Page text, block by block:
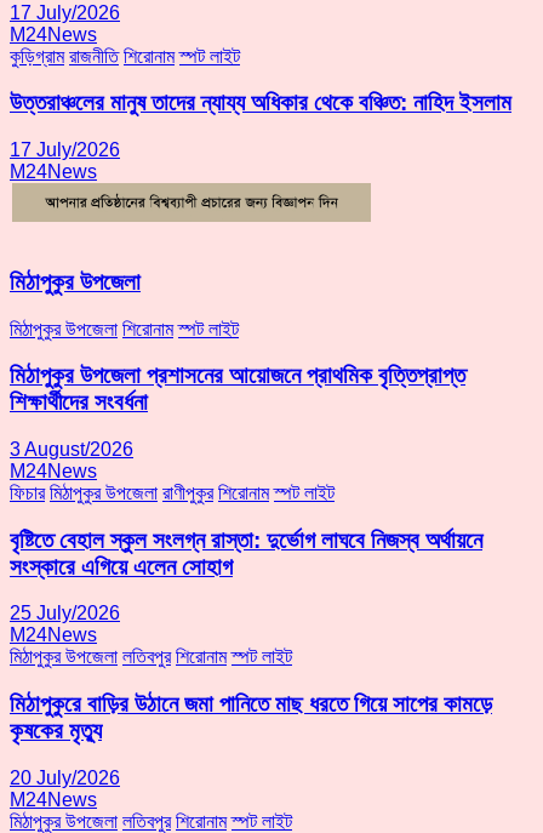
17 July/2026
M24News
কুড়িগ্রাম রাজনীতি শিরোনাম স্পট লাইট
উত্তরাঞ্চলের মানুষ তাদের ন্যায্য অধিকার থেকে বঞ্চিত: নাহিদ ইসলাম
17 July/2026
M24News
মিঠাপুকুর উপজেলা
মিঠাপুকুর উপজেলা শিরোনাম স্পট লাইট
মিঠাপুকুর উপজেলা প্রশাসনের আয়োজনে প্রাথমিক বৃত্তিপ্রাপ্ত
শিক্ষার্থীদের সংবর্ধনা
3 August/2026
M24News
ফিচার মিঠাপুকুর উপজেলা রাণীপুকুর শিরোনাম স্পট লাইট
বৃষ্টিতে বেহাল স্কুল সংলগ্ন রাস্তা: দুর্ভোগ লাঘবে নিজস্ব অর্থায়নে
সংস্কারে এগিয়ে এলেন সোহাগ
25 July/2026
M24News
মিঠাপুকুর উপজেলা লতিবপুর শিরোনাম স্পট লাইট
মিঠাপুকুরে বাড়ির উঠানে জমা পানিতে মাছ ধরতে গিয়ে সাপের কামড়ে
কৃষকের মৃত্যু
20 July/2026
M24News
মিঠাপুকুর উপজেলা লতিবপুর শিরোনাম স্পট লাইট